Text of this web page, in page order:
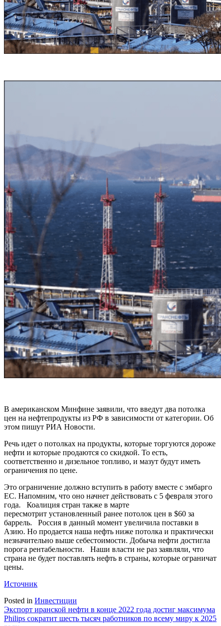
В американском Минфине заявили, что введут два потолка
цен на нефтепродукты из РФ в зависимости от категории. Об
этом пишут РИА Новости.
Речь идет о потолках на продукты, которые торгуются дороже
нефти и которые продаются со скидкой. То есть,
соответственно и дизельное топливо, и мазут будут иметь
ограничения по цене.
Это ограничение должно вступить в работу вместе с эмбарго
ЕС. Напомним, что оно начнет действовать с 5 февраля этого
года. Коалиция стран также в марте
пересмотрит установленный ранее потолок цен в $60 за
баррель. Россия в данный момент увеличила поставки в
Азию. Но продается наша нефть ниже потолка и практически
незначительно выше себестоимости. Добыча нефти достигла
порога рентабельности. Наши власти не раз заявляли, что
страна не будет поставлять нефть в страны, которые ограничат
цены.
Источник
Posted in Инвестиции
Навигация
Экспорт иранской нефти в конце 2022 года достиг максимума
Philips сократит шесть тысяч работников по всему миру к 2025